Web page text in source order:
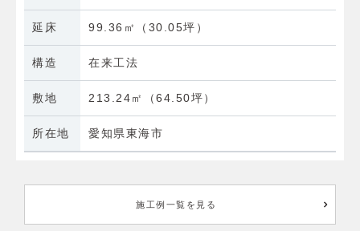
延床 99.36㎡（30.05坪）
構造 在来工法
敷地 213.24㎡（64.50坪）
所在地 愛知県東海市
施工例一覧を見る